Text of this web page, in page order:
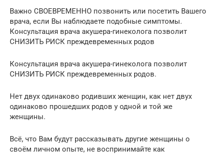
Важно СВОЕВРЕМЕННО позвонить или посетить Вашего
врача, если Вы наблюдаете подобные симптомы.
Консультация врача акушера-гинеколога позволит
СНИЗИТЬ РИСК преждевременных родов
Консультация врача акушера-гинеколога позволит
СНИЗИТЬ РИСК преждевременных родов.
Нет двух одинаково родивших женщин, как нет двух
одинаково прошедших родов у одной и той же
женщины.
Всё, что Вам будут рассказывать другие женщины о
своём личном опыте, не воспринимайте как